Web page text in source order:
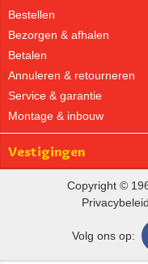
Bestellen
Bezorgen & afhalen
Betalen
Annuleren & retourneren
Service & garantie
Montage & inbouw
Vestigingen
Copyright ©
Privacybeleid
Volg ons op: